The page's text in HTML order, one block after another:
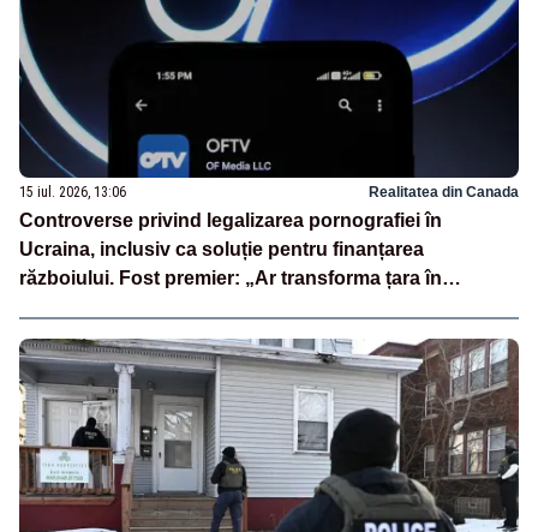
15 iul. 2026, 13:06 Realitatea din Canada
Controverse privind legalizarea pornografiei în
Ucraina, inclusiv ca soluție pentru finanțarea
războiului. Fost premier: „Ar transforma țara în